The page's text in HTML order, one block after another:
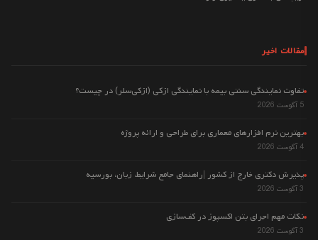
مقالات اخیر
تفاوت نمایندگی سنتی بیمه با نمایندگی ازکی (ازکی‌سلر) در چیست؟
5 آگوست 2026
بهترین نرم افزارهای معماری برای طراحی و ارائه پروژه
4 آگوست 2026
پذیرش دکتری خارج از کشور |راهنمای جامع شرایط، زبان، بورسیه
3 آگوست 2026
نکات مهم اجرای بتن اکسپوز در کف‌سازی
3 آگوست 2026